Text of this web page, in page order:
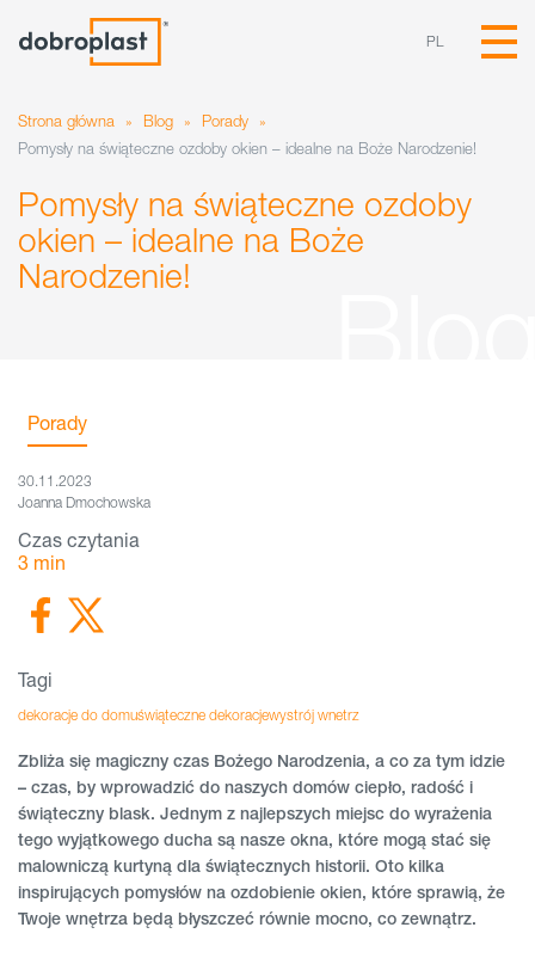
PL
Strona główna » Blog » Porady
»
Pomysły na świąteczne ozdoby okien – idealne na Boże Narodzenie!
Pomysły na świąteczne ozdoby
okien – idealne na Boże
Narodzenie!
Zbliża się magiczny czas Bożego Narodzenia, a co za tym idzie
– czas, by wprowadzić do naszych domów ciepło, radość i
świąteczny blask. Jednym z najlepszych miejsc do wyrażenia
tego wyjątkowego ducha są nasze okna, które mogą stać się
malowniczą kurtyną dla świątecznych historii. Oto kilka
inspirujących pomysłów na ozdobienie okien, które sprawią, że
Twoje wnętrza będą błyszczeć równie mocno, co zewnątrz.
Porady
30.11.2023
Joanna Dmochowska
Czas czytania
3 min
Tagi
dekoracje do domuświąteczne dekoracjewystrój wnetrz